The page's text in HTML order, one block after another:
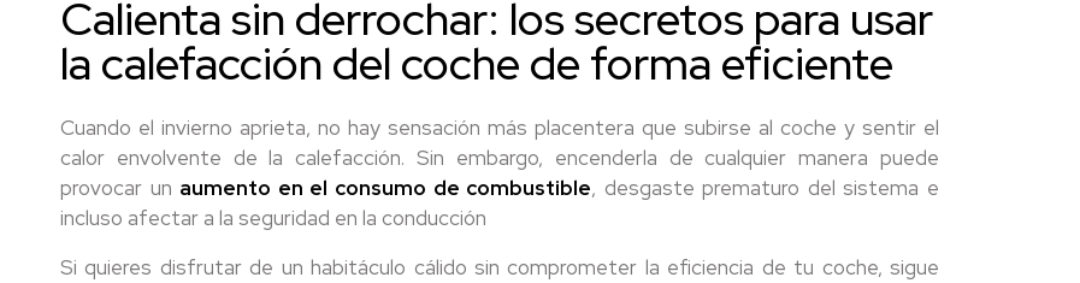
Calienta sin derrochar: los secretos para usar
la calefacción del coche de forma eficiente
Cuando el invierno aprieta, no hay sensación más placentera que subirse al coche y sentir el
calor envolvente de la calefacción. Sin embargo, encenderla de cualquier manera puede
provocar un aumento en el consumo de combustible, desgaste prematuro del sistema e
incluso afectar a la seguridad en la conducción
Si quieres disfrutar de un habitáculo cálido sin comprometer la eficiencia de tu coche, sigue